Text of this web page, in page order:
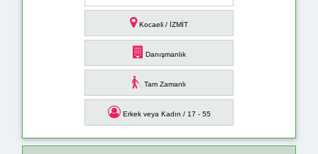
Kocaeli / İZMİT
Danışmanlık
Tam Zamanlı
Erkek veya Kadın / 17 - 55